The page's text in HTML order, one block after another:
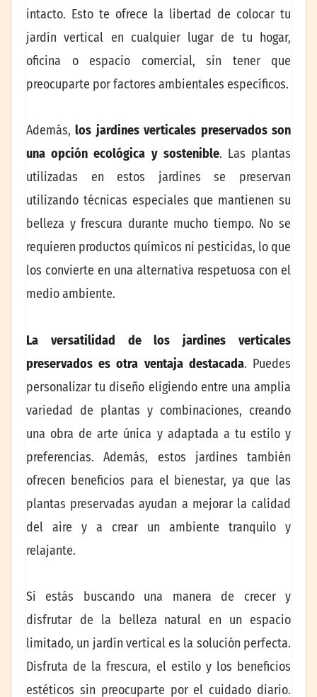
intacto. Esto te ofrece la libertad de colocar tu
jardín vertical en cualquier lugar de tu hogar,
oficina o espacio comercial, sin tener que
preocuparte por factores ambientales específicos.
Además,los jardines verticales preservados son
una opción ecológica y sostenible. Las plantas
utilizadas en estos jardines se preservan
utilizando técnicas especiales que mantienen su
belleza y frescura durante mucho tiempo. No se
requieren productos químicos ni pesticidas, lo que
los convierte en una alternativa respetuosa con el
medio ambiente.
La versatilidad de los jardines verticales
preservados es otra ventaja destacada. Puedes
personalizar tu diseño eligiendo entre una amplia
variedad de plantas y combinaciones, creando
una obra de arte única y adaptada a tu estilo y
preferencias. Además, estos jardines también
ofrecen beneficios para el bienestar, ya que las
plantas preservadas ayudan a mejorar la calidad
del aire y a crear un ambiente tranquilo y
relajante.
Si estás buscando una manera de crecer y
disfrutar de la belleza natural en un espacio
limitado, un jardín vertical es la solución perfecta.
Disfruta de la frescura, el estilo y los beneficios
estéticos sin preocuparte por el cuidado diario.